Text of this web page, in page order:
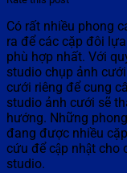
Có rất nhiều phong
ra để các cặp đôi
phù hợp nhất. Với
studio chụp ảnh
cưới riêng để cung
studio ảnh cưới sẽ
hướng. Những
đang được nhiều
cứu để cập nhật cho
studio.